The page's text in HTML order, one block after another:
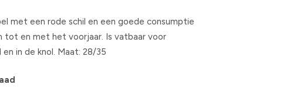
met een rode schil en een goede consumptie
tot en met het voorjaar. Is vatbaar voor
in de knol. Maat: 28/35